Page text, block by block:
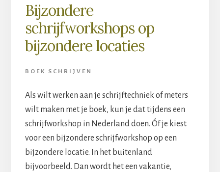
Bijzondere
schrijfworkshops op
bijzondere locaties
BOEK SCHRIJVEN
Als wilt werken aan je schrijftechniek of meters
wilt maken met je boek, kun je dat tijdens een
schrijfworkshop in Nederland doen. Óf je kiest
voor een bijzondere schrijfworkshop op een
bijzondere locatie. In het buitenland
bijvoorbeeld. Dan wordt het een vakantie,